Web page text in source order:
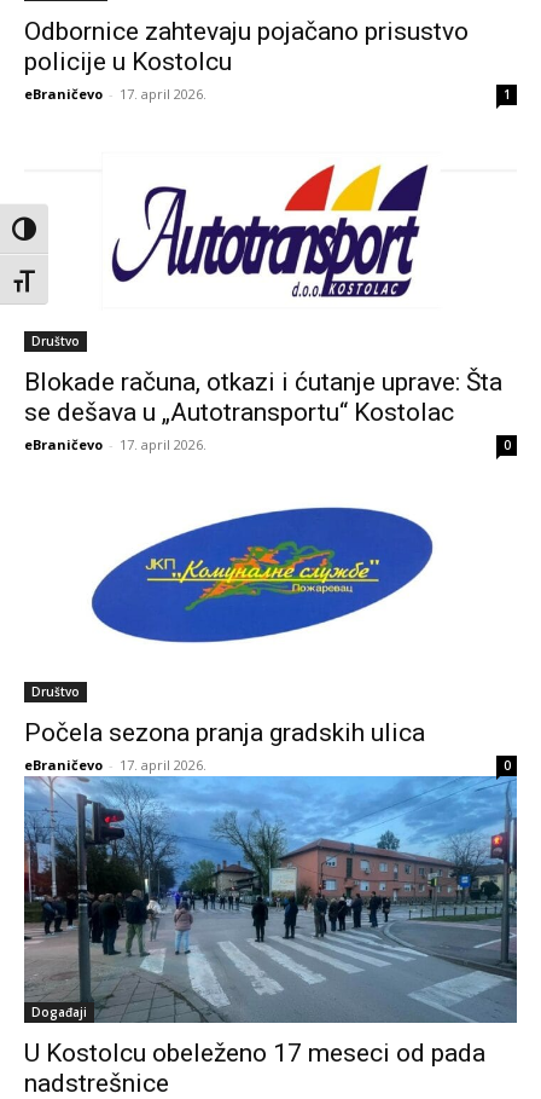
Toggle High Contrast
Toggle Font size
Odbornice zahtevaju pojačano prisustvo
policije u Kostolcu
eBraničevo - 17. april 2026. 1
Društvo
Blokade računa, otkazi i ćutanje uprave: Šta
se dešava u „Autotransportu“ Kostolac
eBraničevo - 17. april 2026. 0
Društvo
Počela sezona pranja gradskih ulica
eBraničevo - 17. april 2026. 0
Događaji
U Kostolcu obeleženo 17 meseci od pada
nadstrešnice